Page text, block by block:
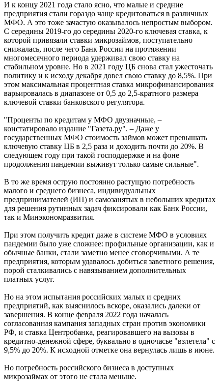
И к концу 2021 года стало ясно, что малые и средние
предприятия стали гораздо чаще кредитоваться в различных
МФО. А это тоже зачастую оказывалось непростым выбором.
С середины 2019-го до середины 2020-го ключевая ставка, к
которой привязали ставки микрозаймов, поступательно
снижалась, после чего Банк России на протяжении
многомесячного периода удерживал свою ставку на
стабильном уровне. Но в 2021 году ЦБ снова стал ужесточать
политику и к исходу декабря довел свою ставку до 8,5%. При
этом максимальная процентная ставка микрофинансирования
варьировалась в диапазоне от 0,5 до 2,5-кратного размера
ключевой ставки банковского регулятора.
"Проценты по кредитам у МФО двузначные, –
констатировало издание "Газета.ру". – Даже у
государственных МФО стоимость займов может превышать
ключевую ставку ЦБ в 2,5 раза и доходить почти до 20%. В
следующем году при такой господдержке и на фоне
продолжения пандемии выживут только самые сильные".
В то же время острую постоянно растущую потребность
малого и среднего бизнеса, индивидуальных
предпринимателей (ИП) и самозанятых в небольших кредитах
для решения рутинных задач фиксировали как Банк России,
так и Минэкономразвития.
При этом получить кредит даже в системе МФО в условиях
пандемии было уже сложнее: профильные организации, как и
обычные банки, стали заметно менее сговорчивыми. А те
предприятия, которым удавалось добиться заветного решения,
порой сталкивались с навязыванием дополнительных
платных услуг.
Но на этом испытания российских малых и средних
предприятий, как выяснилось вскоре, оказались далеки от
завершения. В конце февраля 2022 года началась
согласованная кампания западных стран против экономики
РФ, и ставка Центробанка, реагировавшего на вызовы в
кредитно-денежной сфере, буквально в одночасье "взлетела" с
9,5% до 20%. К исходной отметке она вернулась лишь в июне.
Но потребность российского бизнеса в доступных
микрозаймах от этого не стала меньше.